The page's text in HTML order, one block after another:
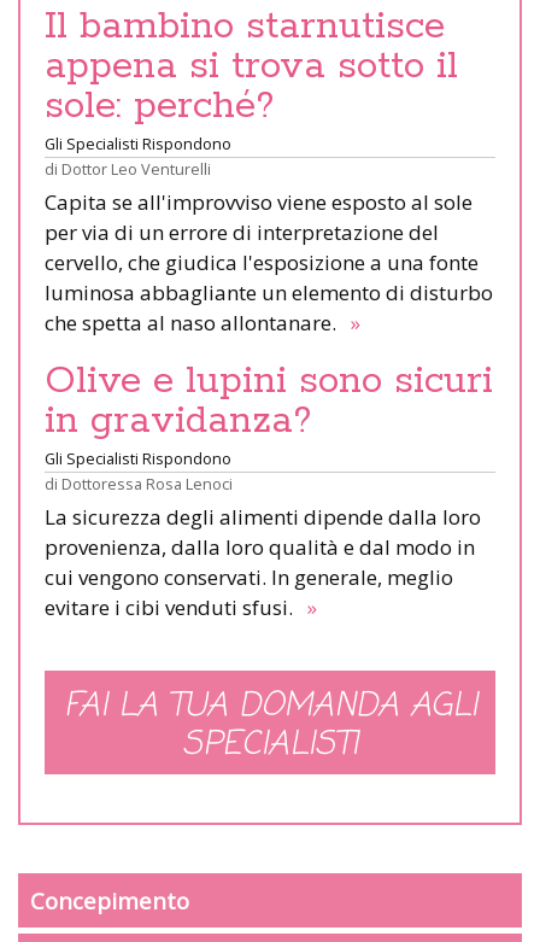
Il bambino starnutisce
appena si trova sotto il
sole: perché?
Gli Specialisti Rispondono
di Dottor Leo Venturelli
Capita se all'improvviso viene esposto al sole
per via di un errore di interpretazione del
cervello, che giudica l'esposizione a una fonte
luminosa abbagliante un elemento di disturbo
che spetta al naso allontanare. »
Olive e lupini sono sicuri
in gravidanza?
Gli Specialisti Rispondono
di Dottoressa Rosa Lenoci
La sicurezza degli alimenti dipende dalla loro
provenienza, dalla loro qualità e dal modo in
cui vengono conservati. In generale, meglio
evitare i cibi venduti sfusi. »
FAI LA TUA DOMANDA AGLI
SPECIALISTI
Concepimento